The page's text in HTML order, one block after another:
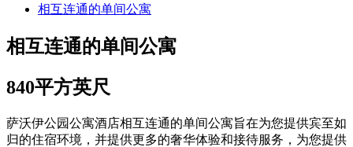
相互连通的单间公寓
相互连通的单间公寓
840平方英尺
萨沃伊公园公寓酒店相互连通的单间公寓旨在为您提供宾至如
归的住宿环境，并提供更多的奢华体验和接待服务，为您提供